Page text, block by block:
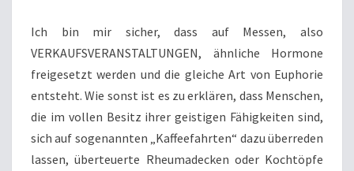
Ich bin mir sicher, dass auf Messen, also
VERKAUFSVERANSTALTUNGEN, ähnliche Hormone
freigesetzt werden und die gleiche Art von Euphorie
entsteht. Wie sonst ist es zu erklären, dass Menschen,
die im vollen Besitz ihrer geistigen Fähigkeiten sind,
sich auf sogenannten „Kaffeefahrten“ dazu überreden
lassen, überteuerte Rheumadecken oder Kochtöpfe